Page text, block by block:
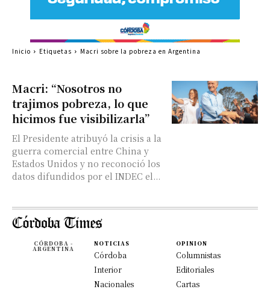
Macri: “Nosotros no
trajimos pobreza, lo que
hicimos fue visibilizarla”
El Presidente atribuyó la crisis a la
guerra comercial entre China y
Estados Unidos y no reconoció los
datos difundidos por el INDEC el...
Inicio Etiquetas Macri sobre la pobreza en Argentina
CÓRDOBA -
ARGENTINA
NOTICIAS
Córdoba
Interior
Nacionales
OPINION
Columnistas
Editoriales
Cartas